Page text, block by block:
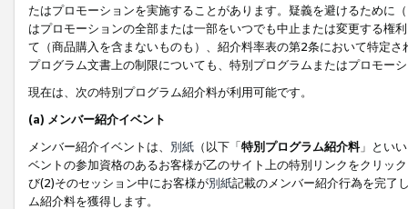
たはプロモーションを実施することがあります。疑義を避けるために
はプロモーションの全部または一部をいつでも中止または変更する権
て（商品購入を含まないものも）、紹介料率表の第2条において特定
プログラム文書上の制限についても、特別プログラムまたはプロモー
現在は、次の特別プログラム紹介料が利用可能です。
(a) メンバー紹介イベント
メンバー紹介イベントは、 別紙 （以下「特別プログラム紹介料」とい
ベントの参加資格のあるお客様が乙のサイト上の特別リンクをクリッ
び(2)そのセッション中にお客様が別紙記載のメンバー紹介行為を完了
ム紹介料を獲得します。